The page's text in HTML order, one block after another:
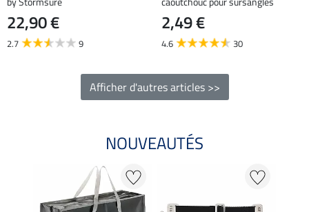
22,90 €
2.7 9
2,49 €
4.6 30
Afficher d'autres articles >>
NOUVEAUTÉS